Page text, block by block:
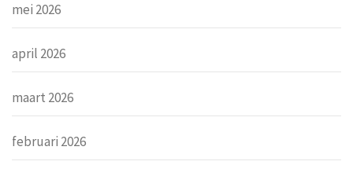
mei 2026
april 2026
maart 2026
februari 2026